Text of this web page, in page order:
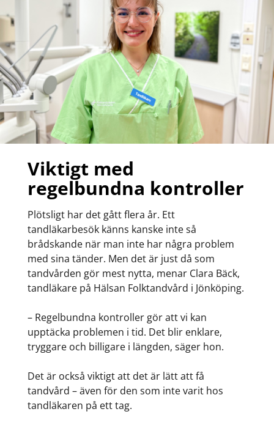
Viktigt med
regelbundna kontroller
Plötsligt har det gått flera år. Ett
tandläkarbesök känns kanske inte så
brådskande när man inte har några problem
med sina tänder. Men det är just då som
tandvården gör mest nytta, menar Clara Bäck,
tandläkare på Hälsan Folktandvård i Jönköping.
– Regelbundna kontroller gör att vi kan
upptäcka problemen i tid. Det blir enklare,
tryggare och billigare i längden, säger hon.
Det är också viktigt att det är lätt att få
tandvård – även för den som inte varit hos
tandläkaren på ett tag.